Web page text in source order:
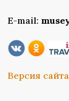
E-mail:
Версия